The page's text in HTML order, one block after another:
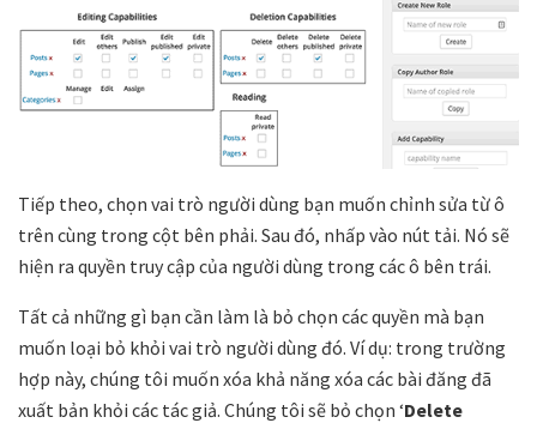
Tiếp theo, chọn vai trò người dùng bạn muốn chỉnh sửa từ ô
trên cùng trong cột bên phải. Sau đó, nhấp vào nút tải. Nó sẽ
hiện ra quyền truy cập của người dùng trong các ô bên trái.
Tất cả những gì bạn cần làm là bỏ chọn các quyền mà bạn
muốn loại bỏ khỏi vai trò người dùng đó. Ví dụ: trong trường
hợp này, chúng tôi muốn xóa khả năng xóa các bài đăng đã
xuất bản khỏi các tác giả. Chúng tôi sẽ bỏ chọn ‘Delete